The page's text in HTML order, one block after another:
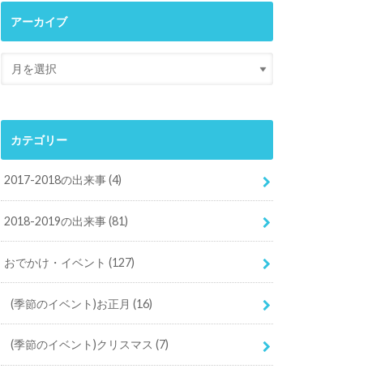
アーカイブ
カテゴリー
2017-2018の出来事(4)
2018-2019の出来事(81)
おでかけ・イベント(127)
(季節のイベント)お正月 (16)
(季節のイベント)クリスマス (7)